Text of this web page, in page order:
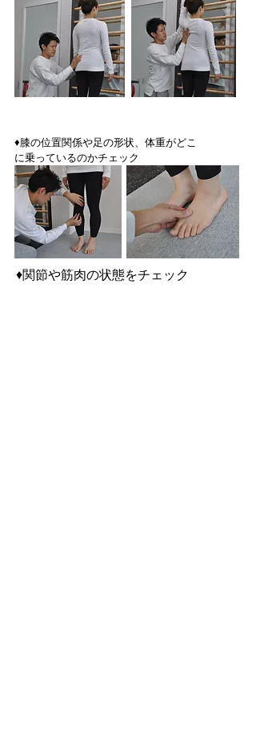
♦膝の位置関係や足の形状、体重がどこ
に乗っているのかチェック
​♦関節や筋肉の状態をチェック